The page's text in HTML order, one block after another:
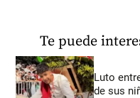
Te puede
Luto
de sus